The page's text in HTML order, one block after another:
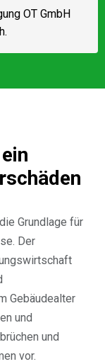
OT GmbH
Grundlage für
Der
Gebäudealter
und
und
vor.